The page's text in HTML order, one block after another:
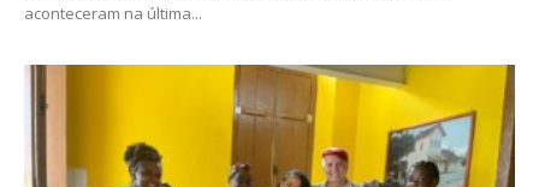
aconteceram na última...